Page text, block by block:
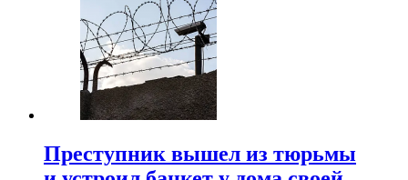
Преступник вышел из тюрьмы